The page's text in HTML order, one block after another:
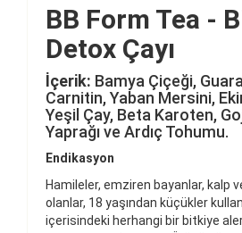
BB Form Tea -
Detox Çayı
İçerik: Bamya Çiçeği,
Carnitin, Yaban Mersini,
Yeşil Çay, Beta Karoten,
Yaprağı ve Ardıç Tohumu.
Endikasyon
Hamileler, emziren bayanlar, kalp
olanlar, 18 yaşından küçükler
içerisindeki herhangi bir bitkiye